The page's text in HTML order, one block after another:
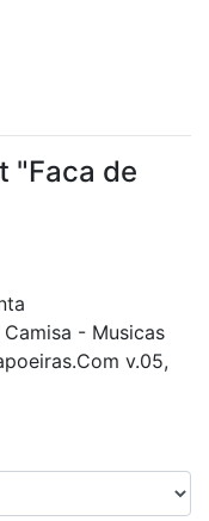
"Faca de
- Musicas
v.05,